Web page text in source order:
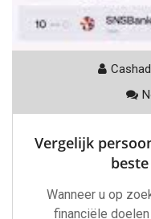
Vergelijk
Wanneer u op
financiële